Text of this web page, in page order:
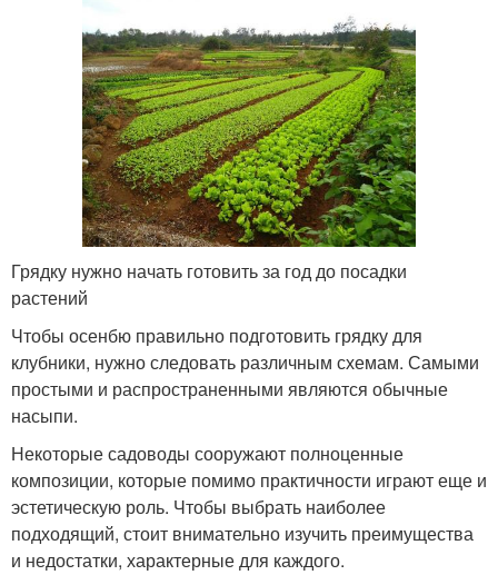
Грядку нужно начать готовить за год до посадки
растений
Чтобы осенбю правильно подготовить грядку для
клубники, нужно следовать различным схемам. Самыми
простыми и распространенными являются обычные
насыпи.
Некоторые садоводы сооружают полноценные
композиции, которые помимо практичности играют еще и
эстетическую роль. Чтобы выбрать наиболее
подходящий, стоит внимательно изучить преимущества
и недостатки, характерные для каждого.